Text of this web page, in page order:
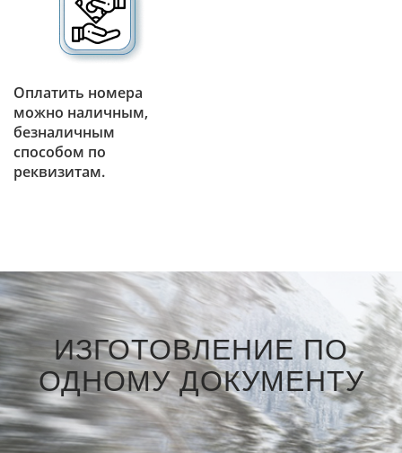
Оплатить номера
можно наличным,
безналичным
способом по
реквизитам.
ИЗГОТОВЛЕНИЕ ПО
ОДНОМУ ДОКУМЕНТУ